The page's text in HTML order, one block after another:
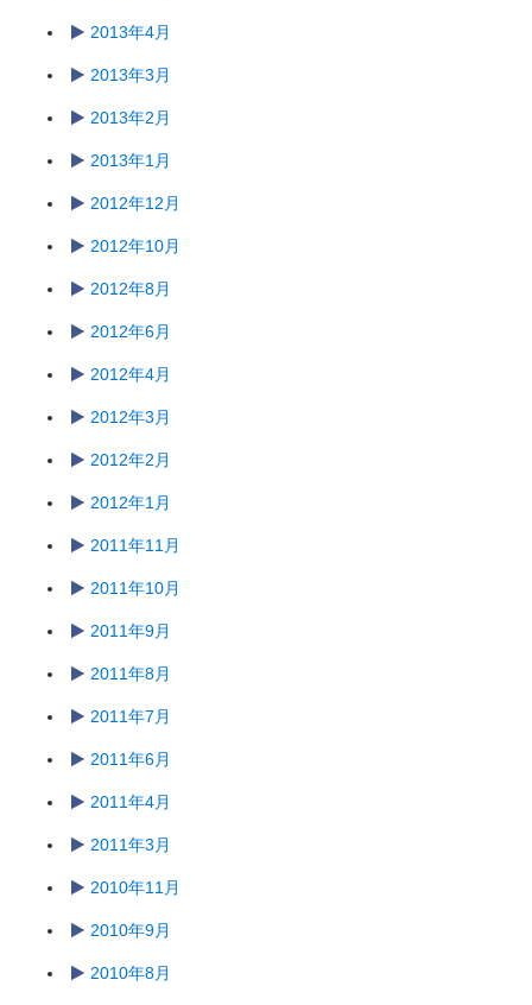
2013年4月
2013年3月
2013年2月
2013年1月
2012年12月
2012年10月
2012年8月
2012年6月
2012年4月
2012年3月
2012年2月
2012年1月
2011年11月
2011年10月
2011年9月
2011年8月
2011年7月
2011年6月
2011年4月
2011年3月
2010年11月
2010年9月
2010年8月